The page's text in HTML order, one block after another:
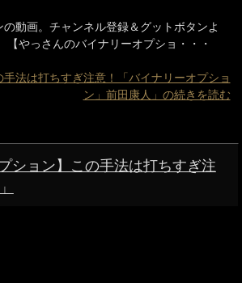
動画。チャンネル登録＆グットボタンよ
【やっさんのバイナリーオプショ・・・
手法は打ちすぎ注意！「バイナリーオプショ
ン」前田康人」の続きを読む
ション】この手法は打ちすぎ注